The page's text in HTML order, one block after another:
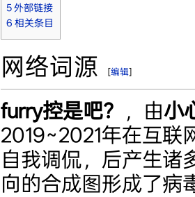
5 外部链接
6 相关条目
网络词源 [编辑]
furry控是吧？ ，由小
2019~2021年在互联
自我调侃，后产生诸
向的合成图形成了病